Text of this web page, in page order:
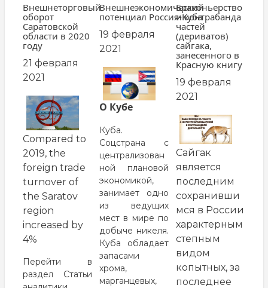
Внешнеторговый
оборот
Саратовской
области в 2020
году
21 февраля
2021
заглавная
картинка
Compared to
2019, the
foreign trade
turnover of
the Saratov
region
increased by
4%
Перейти в
раздел Статьи
Внешнеэкономический
потенциал Россия-Куба
19 февраля
2021
заглавная
картинка
О Кубе
Куба.
Соцстрана с
централизован
ной плановой
экономикой,
занимает одно
из ведущих
мест в мире по
добыче никеля.
Куба обладает
запасами
хрома,
марганцевых,
Браконьерство
и контрабанда
частей
(дериватов)
сайгака,
занесенного в
Красную книгу
19 февраля
2021
заглавная
картинка
Сайгак
является
последним
сохранивши
мся в России
характерным
степным
видом
копытных, за
последнее